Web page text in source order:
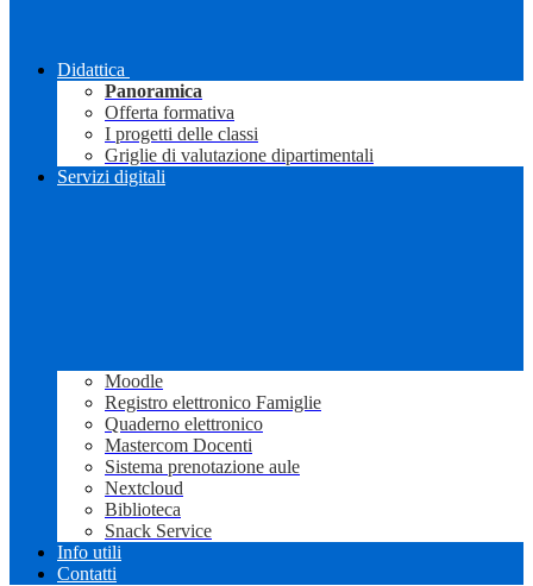
Didattica
Panoramica
Offerta formativa
I progetti delle classi
Griglie di valutazione dipartimentali
Servizi digitali
Moodle
Registro elettronico Famiglie
Quaderno elettronico
Mastercom Docenti
Sistema prenotazione aule
Nextcloud
Biblioteca
Snack Service
Info utili
Contatti